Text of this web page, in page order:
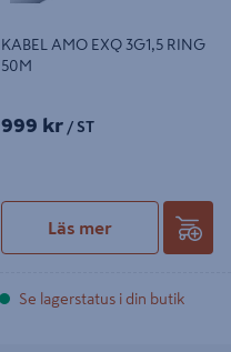
KABEL AMO EXQ 3G1,5 RING
50M
999 kr / ST
Läs mer
Se lagerstatus i din butik